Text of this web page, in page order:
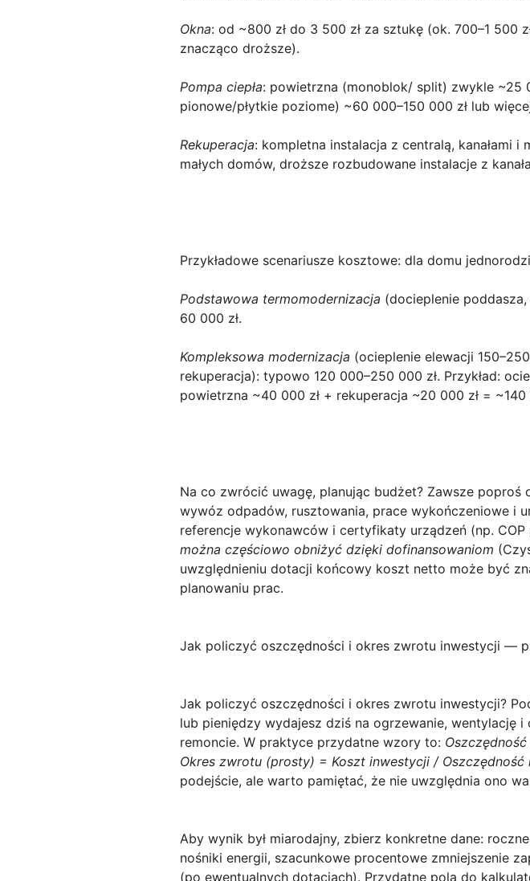
Okna: od ~800 zł do 3 500 zł za sztukę (ok. 700–1 500
znacząco droższe).
Pompa ciepła: powietrzna (monoblok/ split) zwykle ~25
pionowe/płytkie poziome) ~60 000–150 000 zł lub
Rekuperacja: kompletna instalacja z centralą, kanałami
małych domów, droższe rozbudowane instalacje z
Przykładowe scenariusze kosztowe: dla domu
Podstawowa termomodernizacja (docieplenie
60 000 zł.
Kompleksowa modernizacja (ocieplenie elewacji
rekuperacja): typowo 120 000–250 000 zł. Przykład:
powietrzna ~40 000 zł + rekuperacja ~20 000 zł =
Na co zwrócić uwagę, planując budżet? Zawsze poproś
wywóz odpadów, rusztowania, prace wykończeniowe i
referencje wykonawców i certyfikaty urządzeń (np.
można częściowo obniżyć dzięki dofinansowaniom
uwzględnieniu dotacji końcowy koszt netto może być
planowaniu prac.
Jak policzyć oszczędności i okres zwrotu inwestycji —
Jak policzyć oszczędności i okres zwrotu inwestycji?
lub pieniędzy wydajesz dziś na ogrzewanie, wentylację
remoncie. W praktyce przydatne wzory to:
Okres zwrotu (prosty) = Koszt inwestycji / Oszczędność
podejście, ale warto pamiętać, że nie uwzględnia ono
Aby wynik był miarodajny, zbierz konkretne dane:
nośniki energii, szacunkowe procentowe zmniejszenie
(po ewentualnych dotacjach). Przydatne pola do